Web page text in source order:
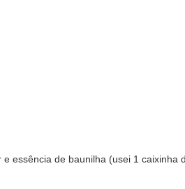
essência de baunilha (usei 1 caixinha